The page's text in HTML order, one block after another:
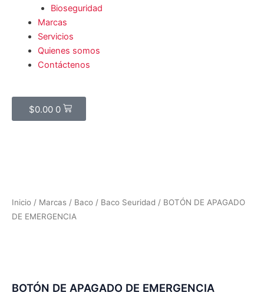
Bioseguridad
Marcas
Servicios
Quienes somos
Contáctenos
$0.00 0
Cart
Inicio / Marcas / Baco / Baco Seuridad / BOTÓN DE APAGADO
DE EMERGENCIA
BOTÓN DE APAGADO DE EMERGENCIA